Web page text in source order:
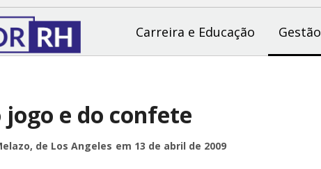
Carreira e Educação Gestão
jogo e do confete
de Los Angeles em 13 de abril de 2009